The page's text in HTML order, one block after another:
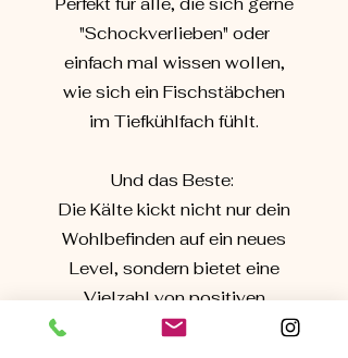
"Schockverlieben" oder
einfach mal wissen wollen,
wie sich ein Fischstäbchen
im Tiefkühlfach fühlt.
Und das Beste:
Die Kälte kickt nicht nur dein
Wohlbefinden auf ein neues
Level, sondern bietet eine
Vielzahl von positiven
Effekten für deine Gesundheit.